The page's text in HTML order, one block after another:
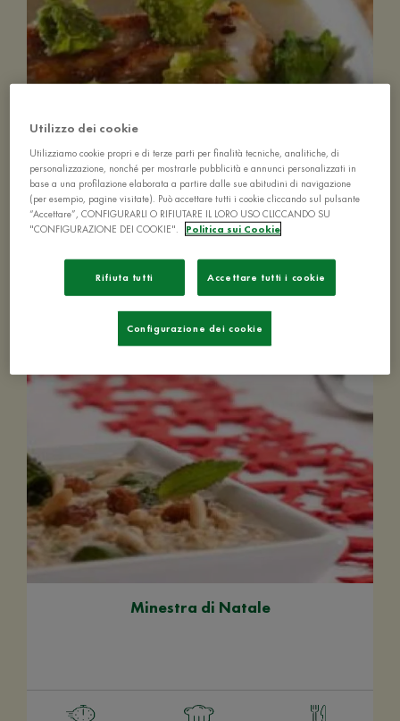
Minestra 'mmaretata
FACILE
Minestra di Natale
Utilizzo dei cookie
Utilizziamo cookie propri e di terze parti per finalità tecniche, analitiche, di
personalizzazione, nonché per mostrarle pubblicità e annunci personalizzati in
base a una profilazione elaborata a partire dalle sue abitudini di navigazione
(per esempio, pagine visitate). Può accettare tutti i cookie cliccando sul pulsante
“Accettare”, CONFIGURARLI O RIFIUTARE IL LORO USO CLICCANDO SU
"CONFIGURAZIONE DEI COOKIE".
Politica sui Cookie
Rifiuta tutti Accettare tutti i cookie
Configurazione dei cookie